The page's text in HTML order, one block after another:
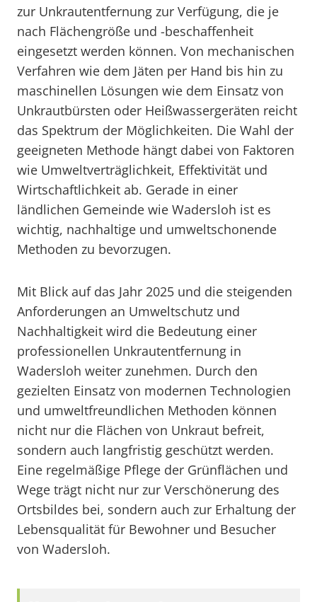
zur Unkrautentfernung zur Verfügung, die je
nach Flächengröße und -beschaffenheit
eingesetzt werden können. Von mechanischen
Verfahren wie dem Jäten per Hand bis hin zu
maschinellen Lösungen wie dem Einsatz von
Unkrautbürsten oder Heißwassergeräten reicht
das Spektrum der Möglichkeiten. Die Wahl der
geeigneten Methode hängt dabei von Faktoren
wie Umweltverträglichkeit, Effektivität und
Wirtschaftlichkeit ab. Gerade in einer
ländlichen Gemeinde wie Wadersloh ist es
wichtig, nachhaltige und umweltschonende
Methoden zu bevorzugen.
Mit Blick auf das Jahr 2025 und die steigenden
Anforderungen an Umweltschutz und
Nachhaltigkeit wird die Bedeutung einer
professionellen Unkrautentfernung in
Wadersloh weiter zunehmen. Durch den
gezielten Einsatz von modernen Technologien
und umweltfreundlichen Methoden können
nicht nur die Flächen von Unkraut befreit,
sondern auch langfristig geschützt werden.
Eine regelmäßige Pflege der Grünflächen und
Wege trägt nicht nur zur Verschönerung des
Ortsbildes bei, sondern auch zur Erhaltung der
Lebensqualität für Bewohner und Besucher
von Wadersloh.